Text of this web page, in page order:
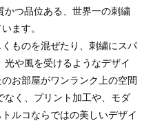
かつ品位ある、世界一の刺繍
ます。
ものを混ぜたり、刺繍にスパ
光や風を受けるようなデザイ
お部屋がワンランク上の空間
なく、プリント加工や、モダ
ルコならではの美しいデザイ